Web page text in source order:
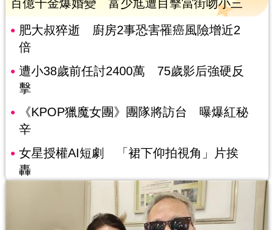
百億千金爆婚變 富少尪遭目擊當街吻小三
肥大叔猝逝 廚房2事恐害罹癌風險增近2
倍
遭小38歲前任討2400萬 75歲影后強硬反
擊
《KPOP獵魔女團》團隊將訪台 曝爆紅秘
辛
女星授權AI短劇 「裙下仰拍視角」片挨
轟